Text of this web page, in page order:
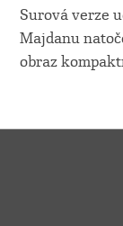
Surová verze
Majdanu
obraz